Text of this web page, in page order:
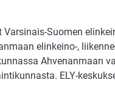
Suomen
elinkeino-,
Ahvenanmaan
ELY-